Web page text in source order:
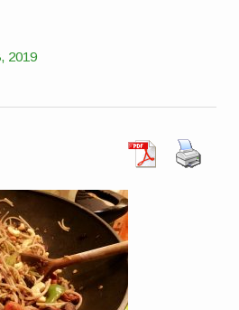
2019